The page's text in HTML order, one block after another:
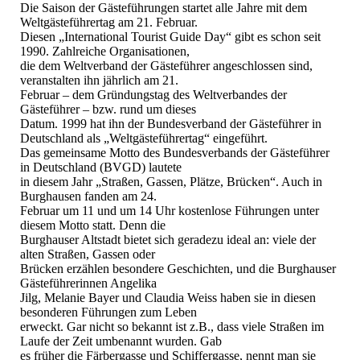
Die Saison der Gästeführungen startet alle Jahre mit dem
Weltgästeführertag am 21. Februar.
Diesen „International Tourist Guide Day“ gibt es schon seit
1990. Zahlreiche Organisationen,
die dem Weltverband der Gästeführer angeschlossen sind,
veranstalten ihn jährlich am 21.
Februar – dem Gründungstag des Weltverbandes der
Gästeführer – bzw. rund um dieses
Datum. 1999 hat ihn der Bundesverband der Gästeführer in
Deutschland als „Weltgästeführertag“ eingeführt.
Das gemeinsame Motto des Bundesverbands der Gästeführer
in Deutschland (BVGD) lautete
in diesem Jahr „Straßen, Gassen, Plätze, Brücken“. Auch in
Burghausen fanden am 24.
Februar um 11 und um 14 Uhr kostenlose Führungen unter
diesem Motto statt. Denn die
Burghauser Altstadt bietet sich geradezu ideal an: viele der
alten Straßen, Gassen oder
Brücken erzählen besondere Geschichten, und die Burghauser
Gästeführerinnen Angelika
Jilg, Melanie Bayer und Claudia Weiss haben sie in diesen
besonderen Führungen zum Leben
erweckt. Gar nicht so bekannt ist z.B., dass viele Straßen im
Laufe der Zeit umbenannt wurden. Gab
es früher die Färbergasse und Schiffergasse, nennt man sie